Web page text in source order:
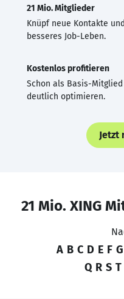
21 Mio. Mitglieder
Knüpf neue Kontakte
besseres Job-Leben.
Kostenlos profitieren
Schon als Basis-
deutlich optimieren.
Jetzt
21 Mio. XING
A B C D E F G
Q R S T